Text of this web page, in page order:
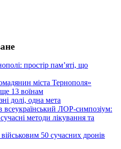
простір пам’яті, що
міста Тернополя»
13 воїнам
долі, одна мета
всеукраїнський ЛОР-симпозіум:
методи лікування та
50 сучасних дронів